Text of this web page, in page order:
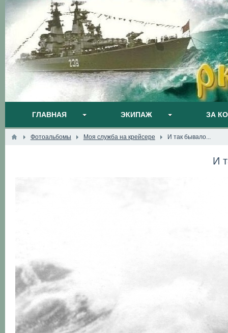
ГЛАВНАЯ ЭКИПАЖ ЗА
Фотоальбомы Моя служба на крейсере И так бывало...
И